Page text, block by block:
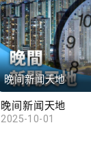
晚间新闻天地
晚间新闻天地
2025-10-01